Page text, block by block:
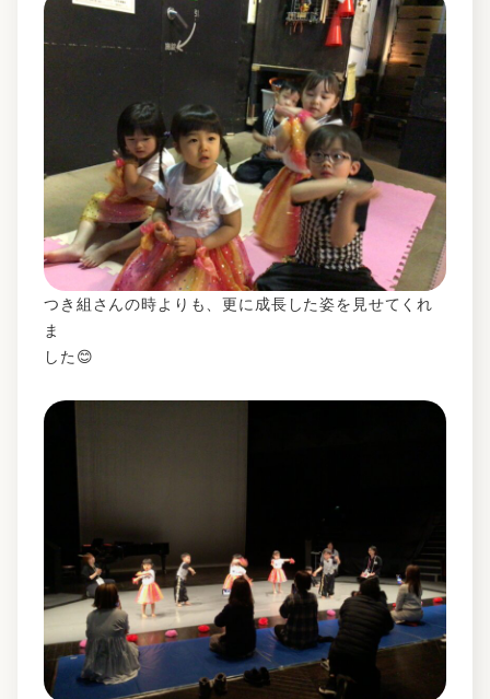
つき組さんの時よりも、更に成長した姿を見せてくれ
ま
した😊